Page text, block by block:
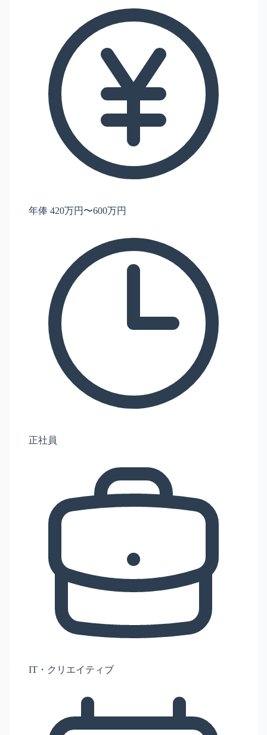
年俸 420万円〜600万円
正社員
IT・クリエイティブ